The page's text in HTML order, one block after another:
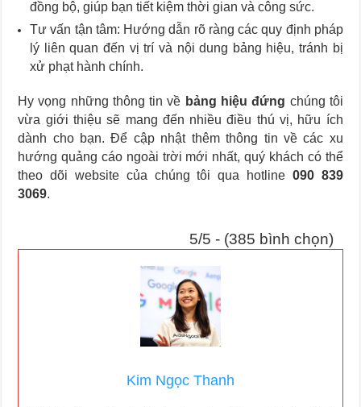
đồng bộ, giúp bạn tiết kiệm thời gian và công sức.
Tư vấn tận tâm: Hướng dẫn rõ ràng các quy định pháp
lý liên quan đến vị trí và nội dung bảng hiệu, tránh bị
xử phạt hành chính.
Hy vọng những thông tin về bảng hiệu đứng chúng tôi
vừa giới thiệu sẽ mang đến nhiều điều thú vị, hữu ích
dành cho bạn. Để cập nhật thêm thông tin về các xu
hướng quảng cáo ngoài trời mới nhất, quý khách có thể
theo dõi website của chúng tôi qua hotline 090 839
3069.
5/5 - (385 bình chọn)
Kim Ngọc Thanh